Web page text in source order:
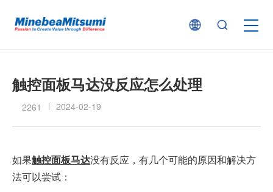
按行业用途查找
技术支持
触控面板马达没反应怎么处理
2261 2024-02-19
​如果触控面板马达没有反应，有几个可能的原因和解决方
法可以尝试：